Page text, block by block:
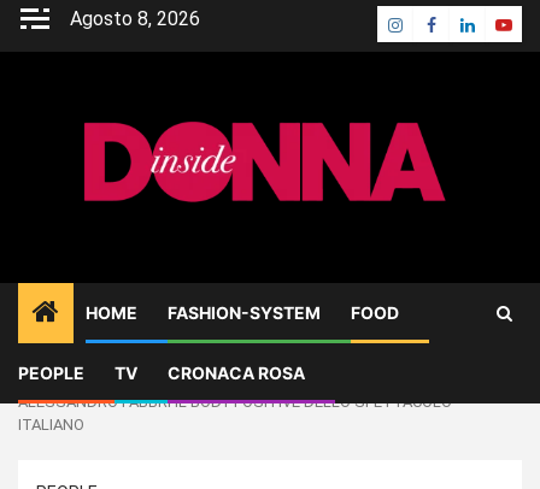
Skip
Agosto 8, 2026 Instagram
Facebook
Linkedin
HOME FASHION-SYSTEM FOOD
PEOPLE TV CRONACA ROSA
Home
PEOPLE
ALESSANDRO FABBRI IL BODY POSITIVE DELLO SPETTACOLO
ITALIANO